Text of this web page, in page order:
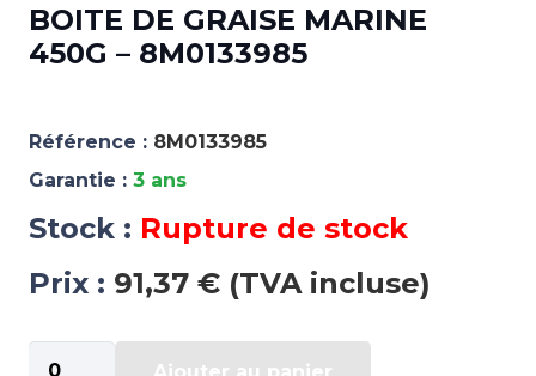
BOITE DE GRAISE MARINE
450G – 8M0133985
Référence : 8M0133985
Garantie : 3 ans
Stock : Rupture de stock
Prix : 91,37 € (TVA incluse)